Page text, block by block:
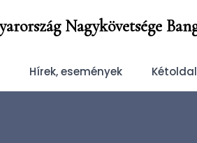
Nagykövetsége
Hírek, események